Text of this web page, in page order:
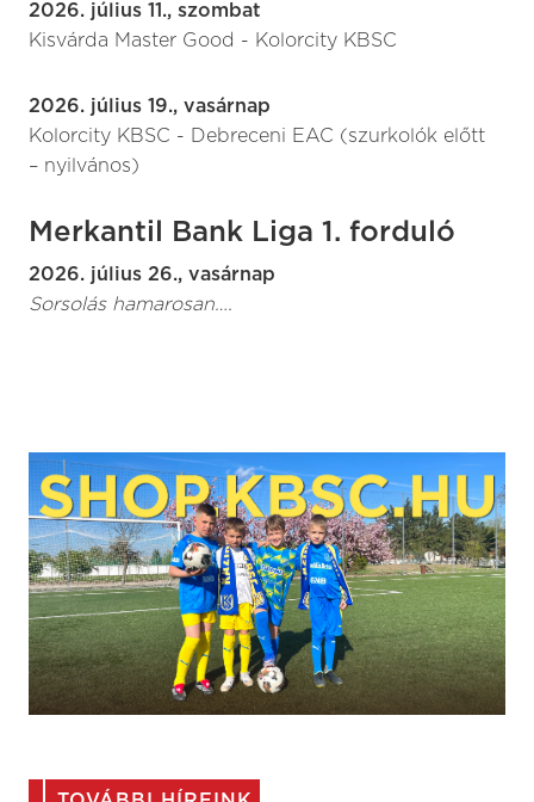
2026. július 11., szombat
Kisvárda Master Good - Kolorcity KBSC
2026. július 19., vasárnap
Kolorcity KBSC - Debreceni EAC (szurkolók előtt
– nyilvános)
Merkantil Bank Liga 1. forduló
2026. július 26., vasárnap
Sorsolás hamarosan….